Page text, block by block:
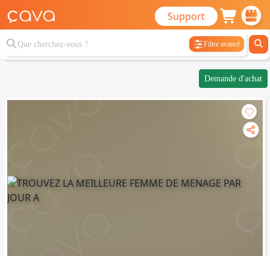
Support
Filtre avancé
Demande d'achat